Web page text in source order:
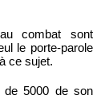
combat sont
le porte-parole
ce sujet.
5000 de son